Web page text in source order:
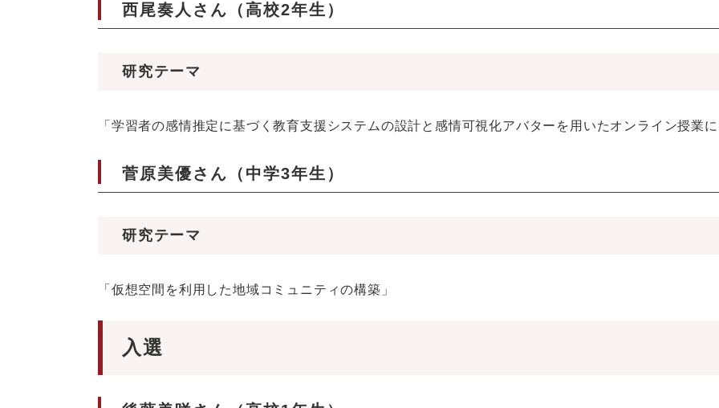
西尾奏人さん（高校2年生）
研究テーマ
「学習者の感情推定に基づく教育支援システムの設計と感情可視化アバターを用いたオンライン授業
菅原美優さん（中学3年生）
研究テーマ
「仮想空間を利用した地域コミュニティの構築」
入選